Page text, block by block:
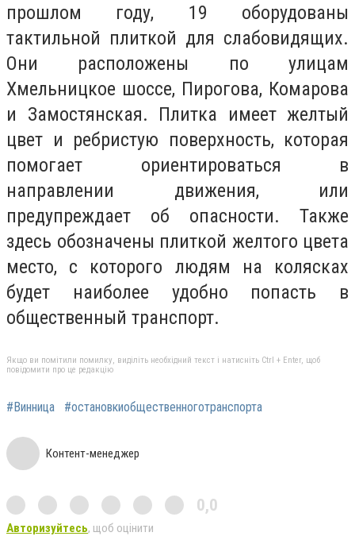
прошлом году, 19 оборудованы
тактильной плиткой для слабовидящих.
Они расположены по улицам
Хмельницкое шоссе, Пирогова, Комарова
и Замостянская. Плитка имеет желтый
цвет и ребристую поверхность, которая
помогает ориентироваться в
направлении движения, или
предупреждает об опасности. Также
здесь обозначены плиткой желтого цвета
место, с которого людям на колясках
будет наиболее удобно попасть в
общественный транспорт.
Якщо ви помітили помилку, виділіть необхідний текст і натисніть Ctrl + Enter, щоб
повідомити про це редакцію
#Винница #остановкиобщественноготранспорта
Контент-менеджер
0,0
Авторизуйтесь, щоб оцінити